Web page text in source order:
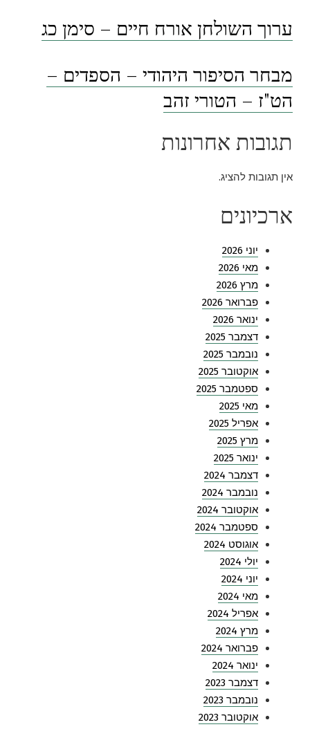
ערוך השולחן אורח חיים – סימן כג
מבחר הסיפור היהודי – הספדים –
הט"ז – הטורי זהב
תגובות אחרונות
אין תגובות להציג.
ארכיונים
יוני 2026
מאי 2026
מרץ 2026
פברואר 2026
ינואר 2026
דצמבר 2025
נובמבר 2025
אוקטובר 2025
ספטמבר 2025
מאי 2025
אפריל 2025
מרץ 2025
ינואר 2025
דצמבר 2024
נובמבר 2024
אוקטובר 2024
ספטמבר 2024
אוגוסט 2024
יולי 2024
יוני 2024
מאי 2024
אפריל 2024
מרץ 2024
פברואר 2024
ינואר 2024
דצמבר 2023
נובמבר 2023
אוקטובר 2023